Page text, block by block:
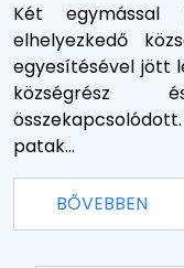
Két egymással
elhelyezkedő
egyesítésével jött
községrész
patak...
BŐVEBBEN